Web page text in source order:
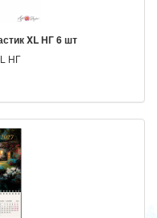
XL НГ 6 шт
НГ